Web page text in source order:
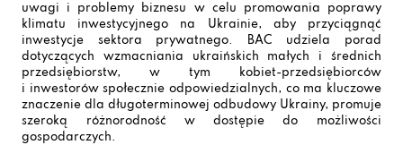
uwagi i problemy biznesu w celu promowania poprawy
klimatu inwestycyjnego na Ukrainie, aby przyciągnąć
inwestycje sektora prywatnego. BAC udziela porad
dotyczących wzmacniania ukraińskich małych i średnich
przedsiębiorstw, w tym kobiet-przedsiębiorców
i inwestorów społecznie odpowiedzialnych, co ma kluczowe
znaczenie dla długoterminowej odbudowy Ukrainy, promuje
szeroką różnorodność w dostępie do możliwości
gospodarczych.